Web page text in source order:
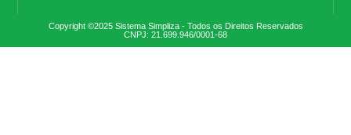
Copyright ©2025 Sistema Simpliza - Todos os Direitos Reservados
CNPJ: 21.699.946/0001-68